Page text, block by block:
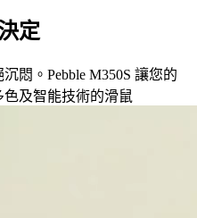
定
悶。Pebble M350S 讓您的
及智能技術的滑鼠